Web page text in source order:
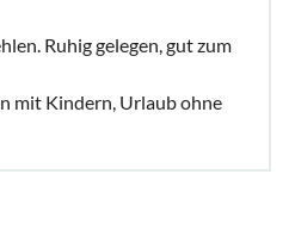
Ruhig gelegen, gut zum
mit Kindern, Urlaub ohne